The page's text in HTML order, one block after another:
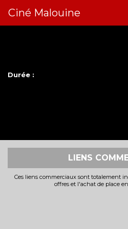
Ciné Malouine
Durée :
LIENS
Ces liens commerciaux sont totalement
offres et l'achat de place